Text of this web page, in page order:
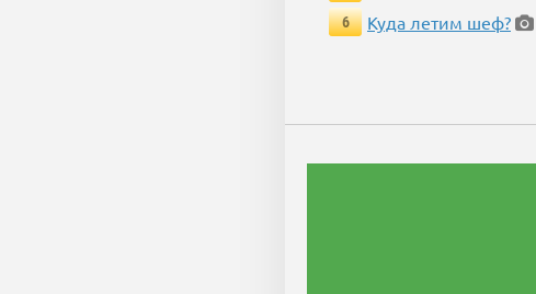
6
Куда летим шеф?